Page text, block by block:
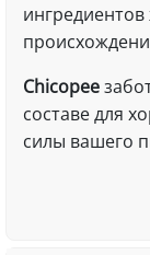
Chicopee
составе для
силы вашего